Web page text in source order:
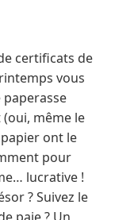
certificats de
vous
même le
ont le
pour
lucrative !
? Suivez le
paie ? Un